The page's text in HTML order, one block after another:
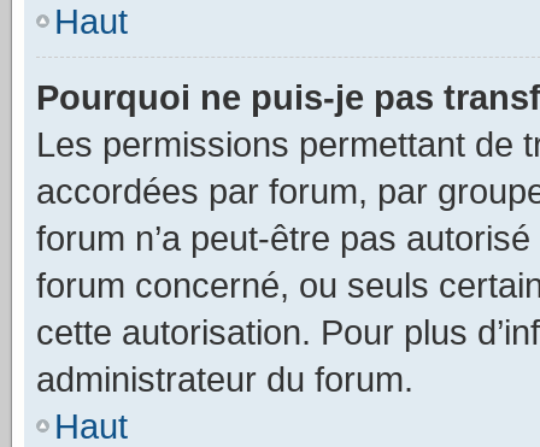
Haut
Pourquoi ne puis-je pas
Les permissions permettant de
accordées par forum, par
forum n’a peut-être pas
forum concerné, ou seuls
cette autorisation. Pour plus
administrateur du forum.
Haut